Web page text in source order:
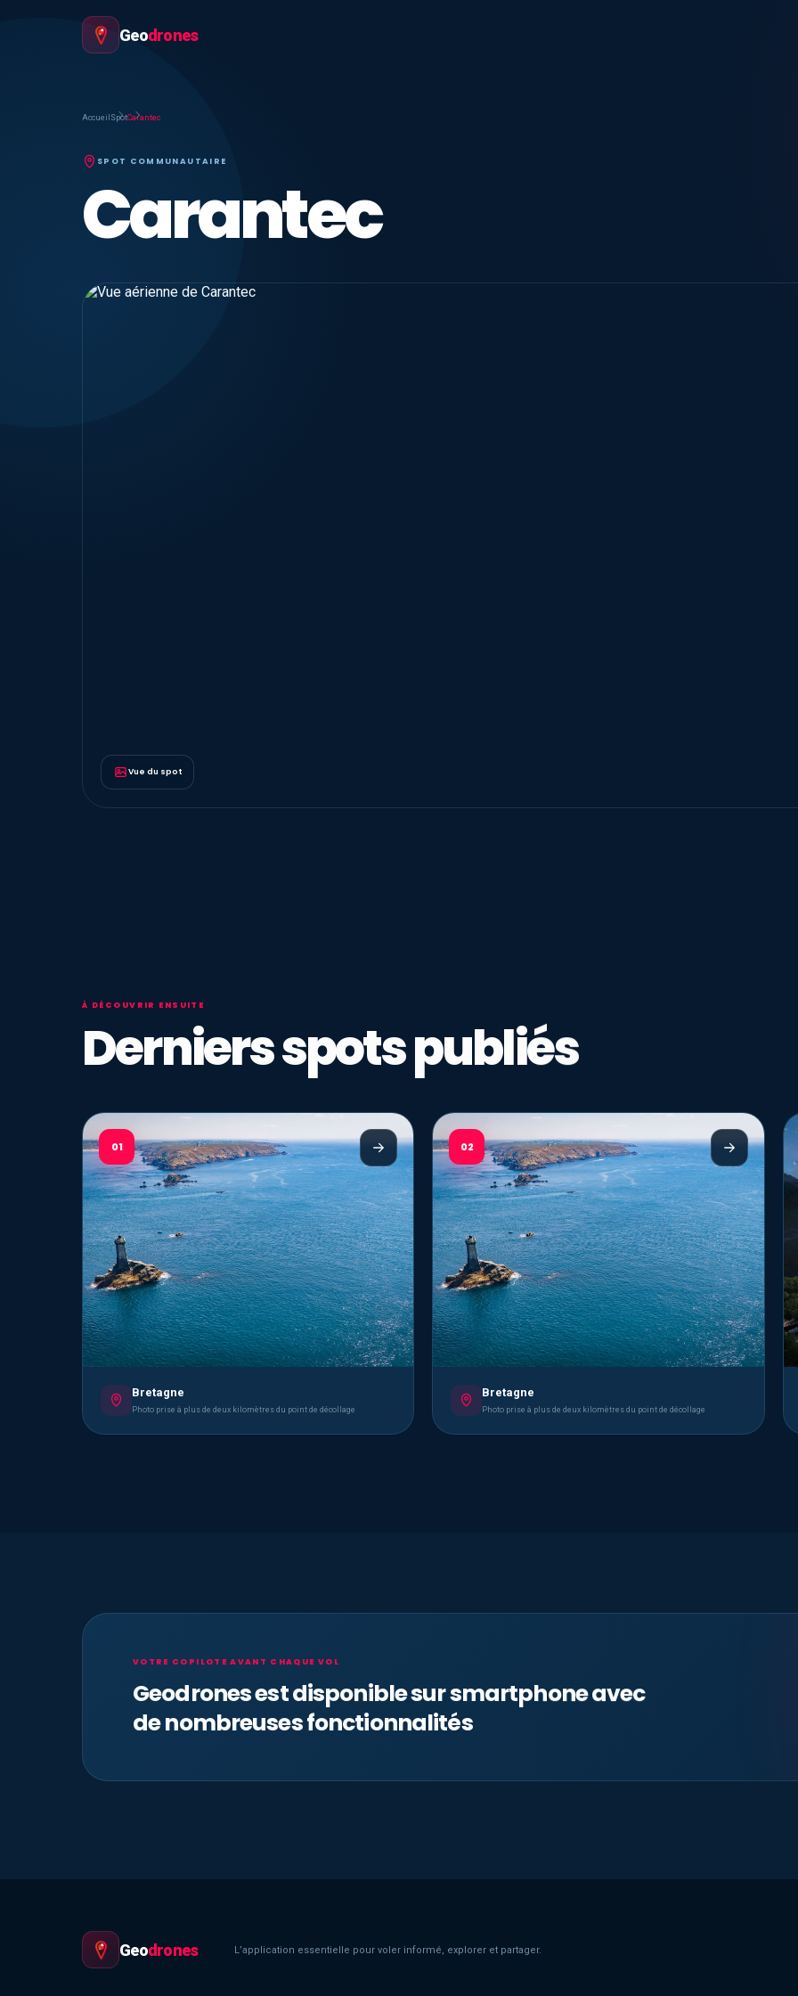
Geodrones
Accueil SpotCarantec
SPOT COMMUNAUTAIRE
Carantec
Vue du spot
À DÉCOUVRIR ENSUITE
Derniers spots publiés
01
Bretagne
Photo prise à plus de deux kilomètres du point de décollage
02
Bretagne
Photo prise à plus de deux kilomètres du point de décollage
VOTRE COPILOTE AVANT CHAQUE VOL
Geodrones est disponible sur smartphone avec
de nombreuses fonctionnalités
Geodrones L’application essentielle pour voler informé, explorer et partager.